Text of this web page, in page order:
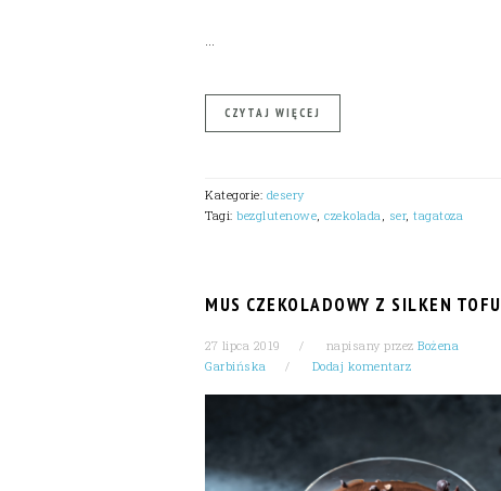
CZYTAJ WIĘCEJ
Kategorie: desery
Tagi: bezglutenowe czekolada ser, tagatoza
MUS CZEKOLADOWY Z SILKEN TOFU
27 lipca 2019 napisany przez Bożena
Garbińska
Dodaj komentarz